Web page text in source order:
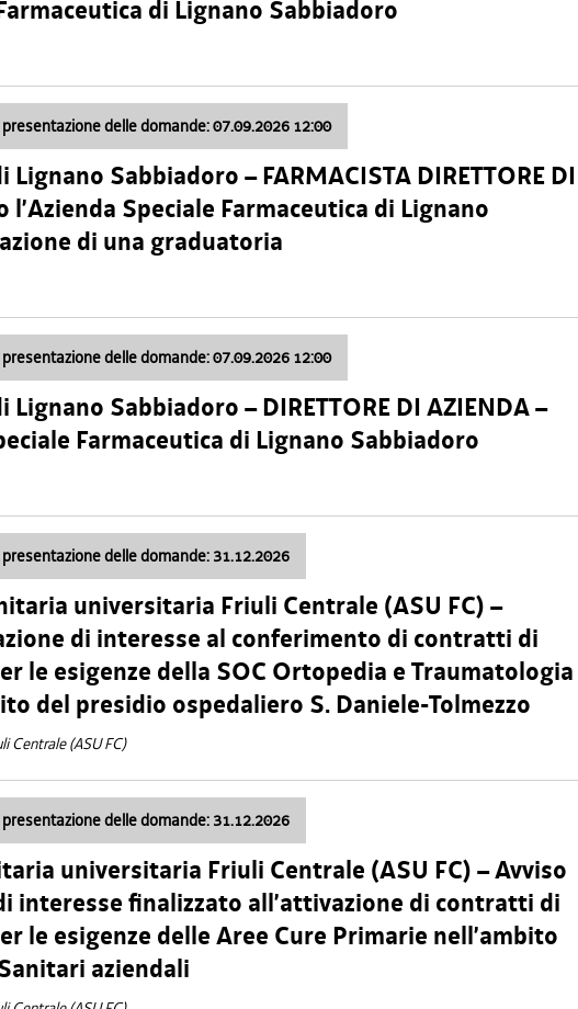
di Lignano Sabbiadoro
delle domande: 07.09.2026 12:00
Sabbiadoro – FARMACISTA DIRETTORE DI
l’Azienda Speciale Farmaceutica di Lignano
di una graduatoria
delle domande: 07.09.2026 12:00
Sabbiadoro – DIRETTORE DI AZIENDA –
Farmaceutica di Lignano Sabbiadoro
delle domande: 31.12.2026
universitaria Friuli Centrale (ASU FC) –
di interesse al conferimento di contratti di
le esigenze della SOC Ortopedia e Traumatologia
del presidio ospedaliero S. Daniele-Tolmezzo
Centrale (ASU FC)
delle domande: 31.12.2026
universitaria Friuli Centrale (ASU FC) – Avviso
interesse finalizzato all’attivazione di contratti di
le esigenze delle Aree Cure Primarie nell’ambito
aziendali